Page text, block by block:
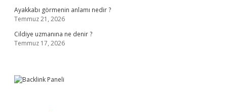
Ayakkabı görmenin anlamı nedir ?
Temmuz 21, 2026
Cildiye uzmanına ne denir ?
Temmuz 17, 2026